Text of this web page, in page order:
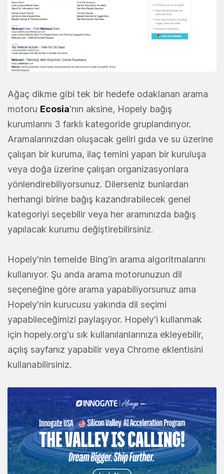
Ağaç dikme gibi tek bir hedefe odaklanan arama
motoru Ecosia'nın aksine, Hopely bağış
kurumlarını 3 farklı kategoride gruplandırıyor.
Aramalarınızdan oluşacak geliri gıda ve su üzerine
çalışan bir kuruma, ilaç temini yapan bir kuruluşa
veya doğa üzerine çalışan organizasyonlara
yönlendirebiliyorsunuz. Dilerseniz bunlardan
herhangi birine bağış kazandırabilecek genel
kategoriyi seçebilir veya her aramınızda bağış
yapılacak kurumu değiştirebilirsiniz.
Hopely'nin temelde Bing'in arama algoritmalarını
kullanıyor. Şu anda arama motorunuzun dil
seçeneğine göre arama yapabiliyorsunuz ama
Hopely'nin kurucusu yakında dil seçimi
yapabileceğimizi paylaşıyor. Hopely'i kullanmak
için hopely.org'u sık kullanılanlarınıza ekleyebilir,
açılış sayfanız yapabilir veya Chrome eklentisini
kullanabilirsiniz.